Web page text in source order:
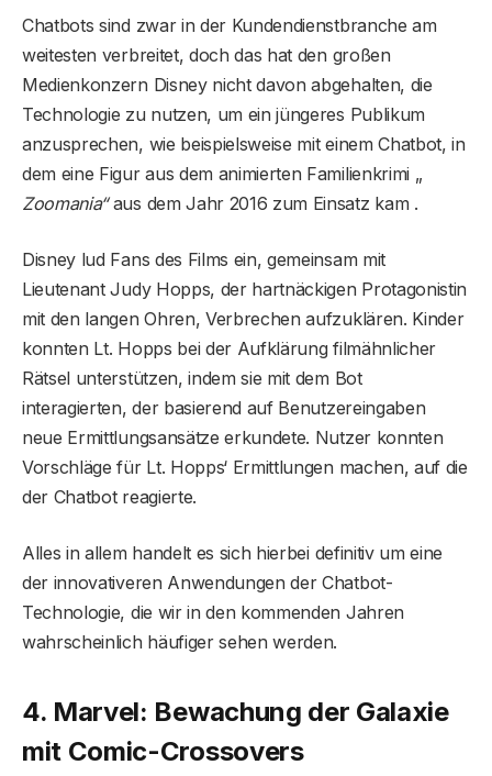
Chatbots sind zwar in der Kundendienstbranche am
weitesten verbreitet, doch das hat den großen
Medienkonzern Disney nicht davon abgehalten, die
Technologie zu nutzen, um ein jüngeres Publikum
anzusprechen, wie beispielsweise mit einem Chatbot, in
dem eine Figur aus dem animierten Familienkrimi „
Zoomania“aus dem Jahr 2016 zum Einsatz kam .
Disney lud Fans des Films ein, gemeinsam mit
Lieutenant Judy Hopps, der hartnäckigen Protagonistin
mit den langen Ohren, Verbrechen aufzuklären. Kinder
konnten Lt. Hopps bei der Aufklärung filmähnlicher
Rätsel unterstützen, indem sie mit dem Bot
interagierten, der basierend auf Benutzereingaben
neue Ermittlungsansätze erkundete. Nutzer konnten
Vorschläge für Lt. Hopps‘ Ermittlungen machen, auf die
der Chatbot reagierte.
Alles in allem handelt es sich hierbei definitiv um eine
der innovativeren Anwendungen der Chatbot-
Technologie, die wir in den kommenden Jahren
wahrscheinlich häufiger sehen werden.
4. Marvel: Bewachung der Galaxie
mit Comic-Crossovers